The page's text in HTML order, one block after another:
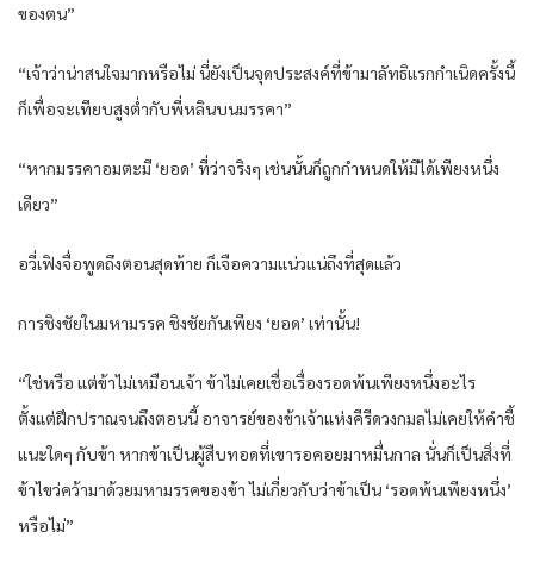
ของตน”
“เจ้าว่าน่าสนใจมากหรือไม่ นี่ยังเป็นจุดประสงค์ที่ข้ามาลัทธิแรกกำเนิดครั้งนี้
ก็เพื่อจะเทียบสูงต่ำกับพี่หลินบนมรรคา”
“หากมรรคาอมตะมี ‘ยอด’ ที่ว่าจริงๆ เช่นนั้นก็ถูกกำหนดให้มีได้เพียงหนึ่ง
เดียว”
อวี่เฟิงจื่อพูดถึงตอนสุดท้าย ก็เจือความแน่วแน่ถึงที่สุดแล้ว
การชิงชัยในมหามรรค ชิงชัยกันเพียง ‘ยอด’ เท่านั้น!
“ใช่หรือ แต่ข้าไม่เหมือนเจ้า ข้าไม่เคยเชื่อเรื่องรอดพ้นเพียงหนึ่งอะไร
ตั้งแต่ฝึกปราณจนถึงตอนนี้ อาจารย์ของข้าเจ้าแห่งคีรีดวงกมลไม่เคยให้คำชี้
แนะใดๆ กับข้า หากข้าเป็นผู้สืบทอดที่เขารอคอยมาหมื่นกาล นั่นก็เป็นสิ่งที่
ข้าไขว่คว้ามาด้วยมหามรรคของข้า ไม่เกี่ยวกับว่าข้าเป็น ‘รอดพ้นเพียงหนึ่ง’
หรือไม่”